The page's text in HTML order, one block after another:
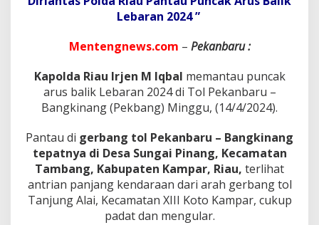
T
l
a
h
M
e
l
n
t
a
s
Lebaran 2024 ”
Mentengnews.com – Pekanbaru :
Kapolda Riau Irjen M Iqbal memantau puncak
arus balik Lebaran 2024 di Tol Pekanbaru –
Bangkinang (Pekbang) Minggu, (14/4/2024).
Pantau di gerbang tol Pekanbaru – Bangkinang
tepatnya di Desa Sungai Pinang, Kecamatan
Tambang, Kabupaten Kampar, Riau, terlihat
antrian panjang kendaraan dari arah gerbang tol
Tanjung Alai, Kecamatan XIII Koto Kampar, cukup
padat dan mengular.